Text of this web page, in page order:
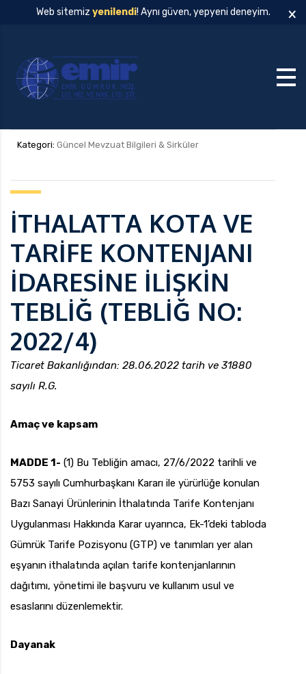
Web sitemiz yenilendi! Aynı güven, yepyeni deneyim. ×
Pzt — Cmt: 09:00 — 18:00
Kategori: Güncel Mevzuat Bilgileri & Sirküler
İTHALATTA KOTA VE
TARİFE KONTENJANI
İDARESİNE İLİŞKİN
TEBLİĞ (TEBLİĞ NO:
2022/4)
Ticaret Bakanlığından: 28.06.2022 tarih ve 31880
sayılı R.G.
Amaç ve kapsam
MADDE 1- (1) Bu Tebliğin amacı, 27/6/2022 tarihli ve
5753 sayılı Cumhurbaşkanı Kararı ile yürürlüğe konulan
Bazı Sanayi Ürünlerinin İthalatında Tarife Kontenjanı
Uygulanması Hakkında Karar uyarınca, Ek-1’deki tabloda
Gümrük Tarife Pozisyonu (GTP) ve tanımları yer alan
eşyanın ithalatında açılan tarife kontenjanlarının
dağıtımı, yönetimi ile başvuru ve kullanım usul ve
esaslarını düzenlemektir.
Dayanak